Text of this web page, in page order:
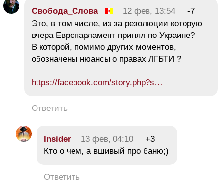
Свобода_Слова 12 фев, 13:54
-7
Это, в том числе, из за резолюции которую
вчера Европарламент принял по Украине?
В которой, помимо других моментов,
обозначены нюансы о правах ЛГБТИ ?
https://facebook.com/story.php?s…
Ответить
Insider 13 фев, 04:10
+3
Кто о чем, а вшивый про баню;)
Ответить